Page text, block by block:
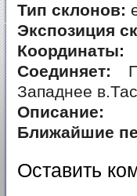
Тип склонов:
Экспозиция
Координаты:
Соединяет:
Западнее
Описание:
Ближайшие
Оставить